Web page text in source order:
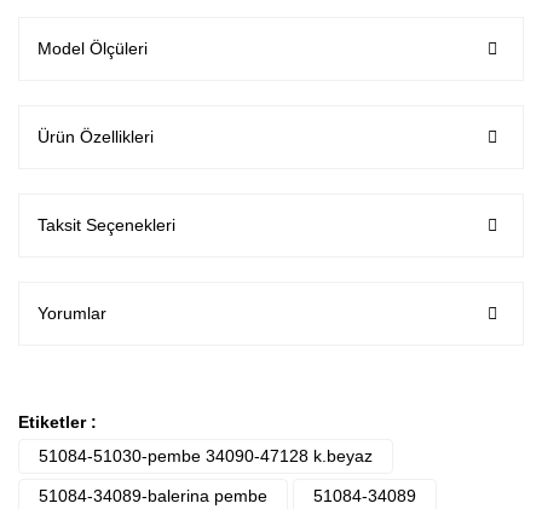
Model Ölçüleri
Ürün Özellikleri
Taksit Seçenekleri
Yorumlar
Etiketler :
51084-51030-pembe 34090-47128 k.beyaz
51084-34089-balerina pembe 51084-34089